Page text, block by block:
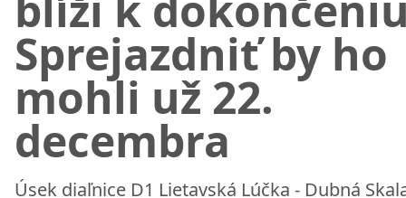
Sprejazdniť by ho
mohli už 22.
decembra
Úsek diaľnice D1 Lietavská Lúčka - Dubná